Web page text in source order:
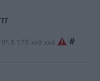
IP: 5.173.xx0.xx4 #